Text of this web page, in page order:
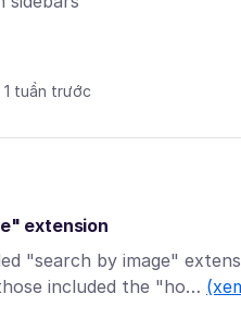
tuần trước
extension
"search by image"
included the "ho…